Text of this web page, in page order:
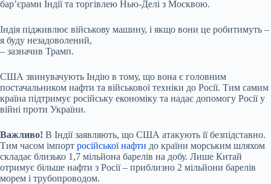
бар’єрами Індії та торгівлею Нью-Делі з Москвою.
Індія підживлює військову машину, і якщо вони це робитимуть –
я буду незадоволений,
– зазначив Трамп.
США звинувачують Індію в тому, що вона є головним
постачальником нафти та військової техніки до Росії. Тим самим
країна підтримує російську економіку та надає допомогу Росії у
війні проти України.
Важливо! В Індії заявляють, що США атакують її безпідставно.
Тим часом імпорт російської нафти до країни морським шляхом
складає близько 1,7 мільйона барелів на добу. Лише Китай
отримує більше нафти з Росії – приблизно 2 мільйони барелів
морем і трубопроводом.